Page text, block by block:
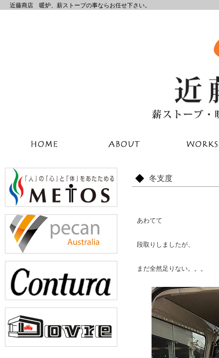
近藤商店 暖炉、薪ストーブの事ならお任せ下さい。
冬支度
あわてて
段取りしましたが、
まだ全然足りない。。。